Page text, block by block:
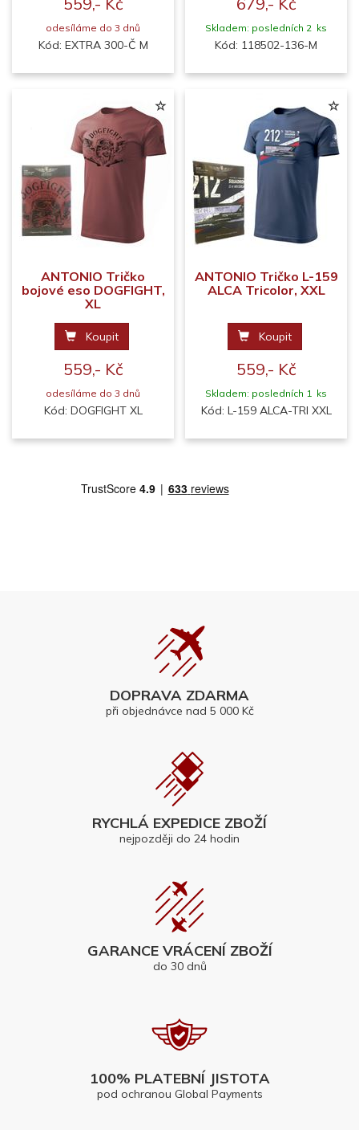
odesíláme do 3 dnů
Kód: EXTRA 300-Č M
Skladem: posledních 2 ks
Kód: 118502-136-M
ANTONIO Tričko
bojové eso DOGFIGHT,
XL
Koupit
559,- Kč
odesíláme do 3 dnů
Kód: DOGFIGHT XL
ANTONIO Tričko L-159
ALCA Tricolor, XXL
Koupit
559,- Kč
Skladem: posledních 1 ks
Kód: L-159 ALCA-TRI XXL
DOPRAVA ZDARMA
při objednávce nad 5 000 Kč
RYCHLÁ EXPEDICE ZBOŽÍ
nejpozději do 24 hodin
GARANCE VRÁCENÍ ZBOŽÍ
do 30 dnů
100% PLATEBNÍ JISTOTA
pod ochranou Global Payments